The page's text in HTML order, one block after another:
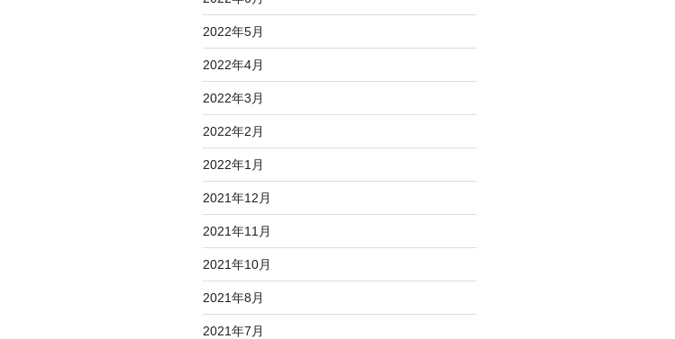
2022年5月
2022年4月
2022年3月
2022年2月
2022年1月
2021年12月
2021年11月
2021年10月
2021年8月
2021年7月